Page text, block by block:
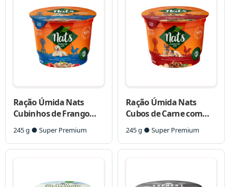
Ração Úmida Nats
Cubinhos de Frango
com Maçã para Cães
Filhotes
245 g ● Super Premium
Ração Úmida Nats
Cubos de Carne com
Cenoura para Cães
Adultos
245 g ● Super Premium